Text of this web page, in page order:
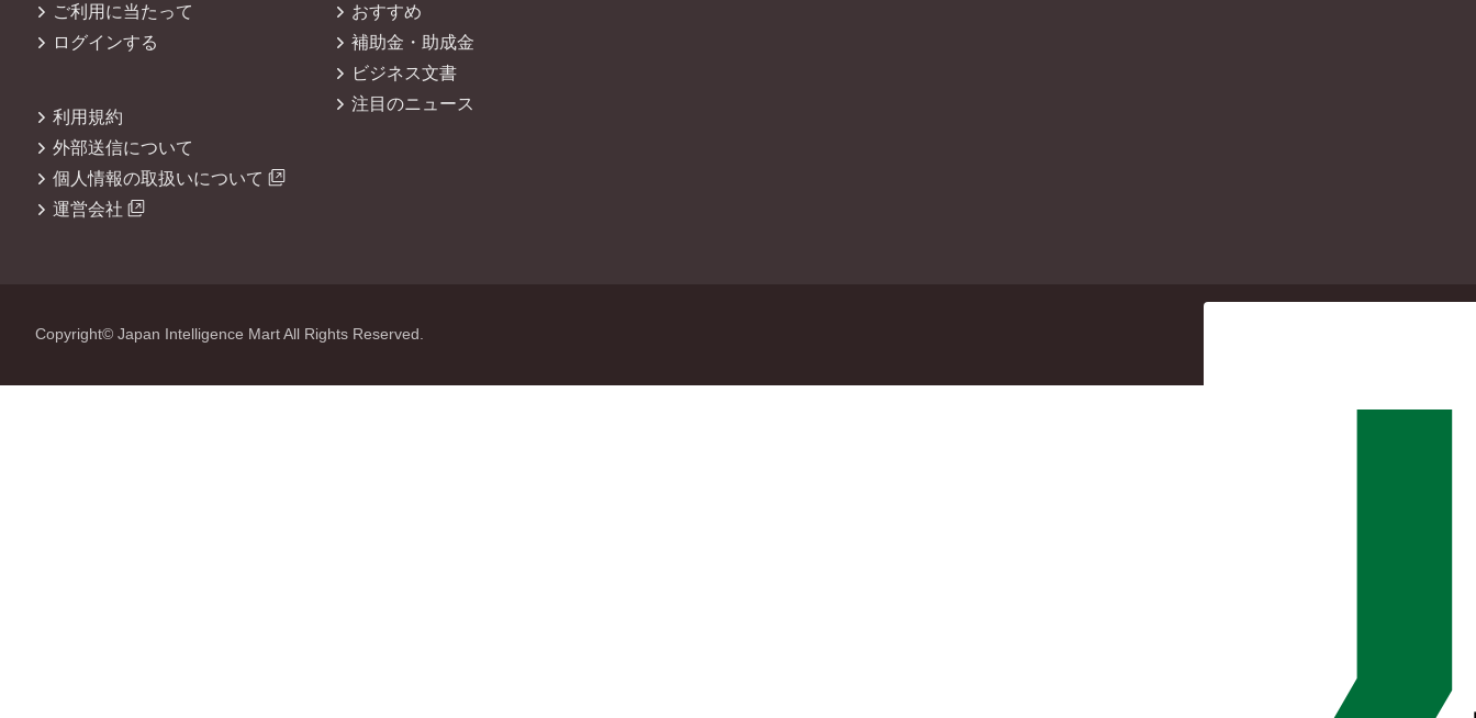
ご利用に当たって
ログインする
利用規約
外部送信について
個人情報の取扱いについて
運営会社
おすすめ
補助金・助成金
ビジネス文書
注目のニュース
Copyright© Japan Intelligence Mart All Rights Reserved.